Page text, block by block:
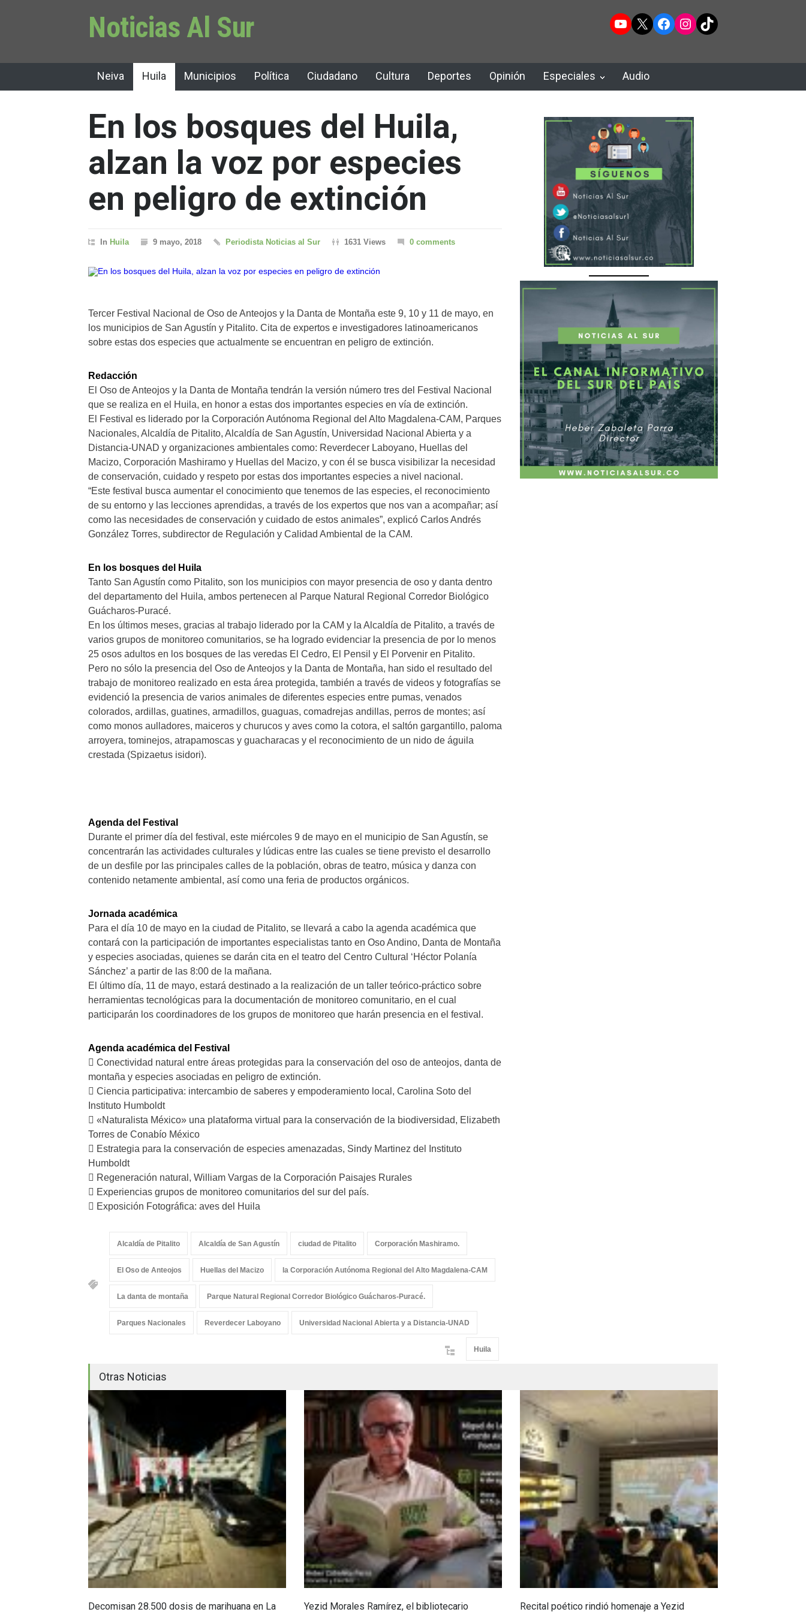
Noticias Al Sur YouTube
X Facebook
Instagram
TikTok
Neiva Huila Municipios Política Ciudadano Cultura Deportes Opinión Especiales Audio
En los bosques del Huila,
alzan la voz por especies
en peligro de extinción
In Huila 9 mayo, 2018 Periodista Noticias al Sur 1631 Views 0 comments
Tercer Festival Nacional de Oso de Anteojos y la Danta de Montaña este 9, 10 y 11 de mayo, en
los municipios de San Agustín y Pitalito. Cita de expertos e investigadores latinoamericanos
sobre estas dos especies que actualmente se encuentran en peligro de extinción.
Redacción
El Oso de Anteojos y la Danta de Montaña tendrán la versión número tres del Festival Nacional
que se realiza en el Huila, en honor a estas dos importantes especies en vía de extinción.
El Festival es liderado por la Corporación Autónoma Regional del Alto Magdalena-CAM, Parques
Nacionales, Alcaldía de Pitalito, Alcaldía de San Agustín, Universidad Nacional Abierta y a
Distancia-UNAD y organizaciones ambientales como: Reverdecer Laboyano, Huellas del
Macizo, Corporación Mashiramo y Huellas del Macizo, y con él se busca visibilizar la necesidad
de conservación, cuidado y respeto por estas dos importantes especies a nivel nacional.
“Este festival busca aumentar el conocimiento que tenemos de las especies, el reconocimiento
de su entorno y las lecciones aprendidas, a través de los expertos que nos van a acompañar; así
como las necesidades de conservación y cuidado de estos animales”, explicó Carlos Andrés
González Torres, subdirector de Regulación y Calidad Ambiental de la CAM.
En los bosques del Huila
Tanto San Agustín como Pitalito, son los municipios con mayor presencia de oso y danta dentro
del departamento del Huila, ambos pertenecen al Parque Natural Regional Corredor Biológico
Guácharos-Puracé.
En los últimos meses, gracias al trabajo liderado por la CAM y la Alcaldía de Pitalito, a través de
varios grupos de monitoreo comunitarios, se ha logrado evidenciar la presencia de por lo menos
25 osos adultos en los bosques de las veredas El Cedro, El Pensil y El Porvenir en Pitalito.
Pero no sólo la presencia del Oso de Anteojos y la Danta de Montaña, han sido el resultado del
trabajo de monitoreo realizado en esta área protegida, también a través de videos y fotografías se
evidenció la presencia de varios animales de diferentes especies entre pumas, venados
colorados, ardillas, guatines, armadillos, guaguas, comadrejas andillas, perros de montes; así
como monos aulladores, maiceros y churucos y aves como la cotora, el saltón gargantillo, paloma
arroyera, tominejos, atrapamoscas y guacharacas y el reconocimiento de un nido de águila
crestada (Spizaetus isidori).
Agenda del Festival
Durante el primer día del festival, este miércoles 9 de mayo en el municipio de San Agustín, se
concentrarán las actividades culturales y lúdicas entre las cuales se tiene previsto el desarrollo
de un desfile por las principales calles de la población, obras de teatro, música y danza con
contenido netamente ambiental, así como una feria de productos orgánicos.
Jornada académica
Para el día 10 de mayo en la ciudad de Pitalito, se llevará a cabo la agenda académica que
contará con la participación de importantes especialistas tanto en Oso Andino, Danta de Montaña
y especies asociadas, quienes se darán cita en el teatro del Centro Cultural ‘Héctor Polanía
Sánchez’ a partir de las 8:00 de la mañana.
El último día, 11 de mayo, estará destinado a la realización de un taller teórico-práctico sobre
herramientas tecnológicas para la documentación de monitoreo comunitario, en el cual
participarán los coordinadores de los grupos de monitoreo que harán presencia en el festival.
Agenda académica del Festival
 Conectividad natural entre áreas protegidas para la conservación del oso de anteojos, danta de
montaña y especies asociadas en peligro de extinción.
 Ciencia participativa: intercambio de saberes y empoderamiento local, Carolina Soto del
Instituto Humboldt
 «Naturalista México» una plataforma virtual para la conservación de la biodiversidad, Elizabeth
Torres de Conabío México
 Estrategia para la conservación de especies amenazadas, Sindy Martinez del Instituto
Humboldt
 Regeneración natural, William Vargas de la Corporación Paisajes Rurales
 Experiencias grupos de monitoreo comunitarios del sur del país.
 Exposición Fotográfica: aves del Huila
Alcaldía de Pitalito Alcaldía de San Agustín ciudad de Pitalito Corporación Mashiramo.
El Oso de Anteojos Huellas del Macizo la Corporación Autónoma Regional del Alto Magdalena-CAM
La danta de montaña Parque Natural Regional Corredor Biológico Guácharos-Puracé.
Parques Nacionales Reverdecer Laboyano Universidad Nacional Abierta y a Distancia-UNAD
Huila
Otras Noticias
Decomisan 28.500 dosis de marihuana en La Yezid Morales Ramírez, el bibliotecario Recital poético rindió homenaje a Yezid